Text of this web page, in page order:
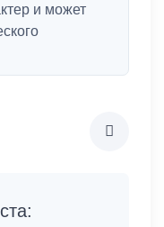
и может